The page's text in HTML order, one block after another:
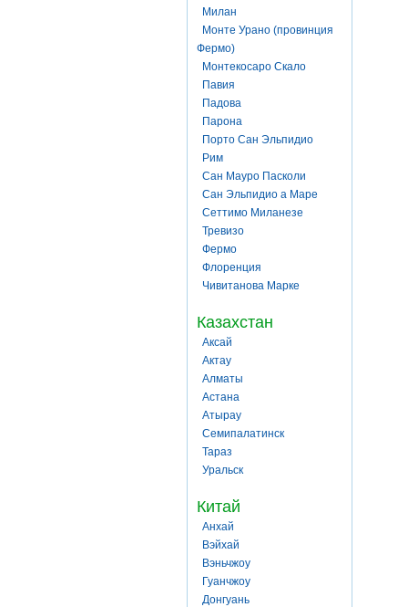
Милан
Монте Урано (провинция
Фермо)
Монтекосаро Скало
Павия
Падова
Парона
Порто Сан Эльпидио
Рим
Сан Мауро Пасколи
Сан Эльпидио а Маре
Сеттимо Миланезе
Тревизо
Фермо
Флоренция
Чивитанова Марке
Казахстан
Аксай
Актау
Алматы
Астана
Атырау
Семипалатинск
Тараз
Уральск
Китай
Анхай
Вэйхай
Вэньчжоу
Гуанчжоу
Донгуань